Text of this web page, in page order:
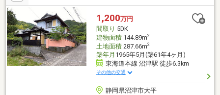
1,200万円
間取り 5DK
建物面積144.89m2
土地面積287.66m2
築年月 1965年5月(築61年4ヶ月)
東海道本線 沼津駅 徒歩6.3km
その他の交通
静岡県沼津市大平